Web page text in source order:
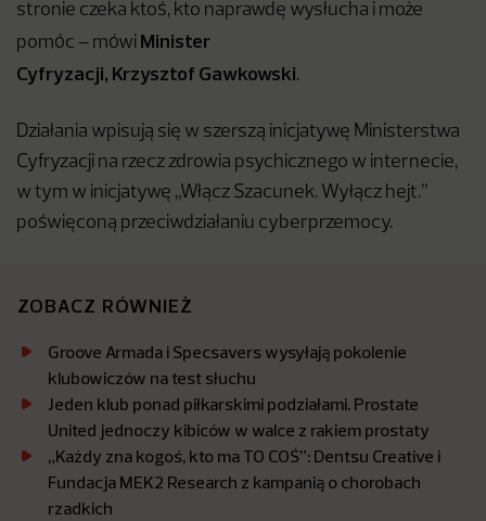
stronie czeka ktoś, kto naprawdę wysłucha i może
pomóc – mówi Minister
Cyfryzacji, Krzysztof Gawkowski.
Działania wpisują się w szerszą inicjatywę Ministerstwa
Cyfryzacji na rzecz zdrowia psychicznego w internecie,
w tym w inicjatywę „Włącz Szacunek. Wyłącz hejt.”
poświęconą przeciwdziałaniu cyberprzemocy.
ZOBACZ RÓWNIEŻ
Groove Armada i Specsavers wysyłają pokolenie
klubowiczów na test słuchu
Jeden klub ponad piłkarskimi podziałami. Prostate
United jednoczy kibiców w walce z rakiem prostaty
„Każdy zna kogoś, kto ma TO COŚ”: Dentsu Creative i
Fundacja MEK2 Research z kampanią o chorobach
rzadkich